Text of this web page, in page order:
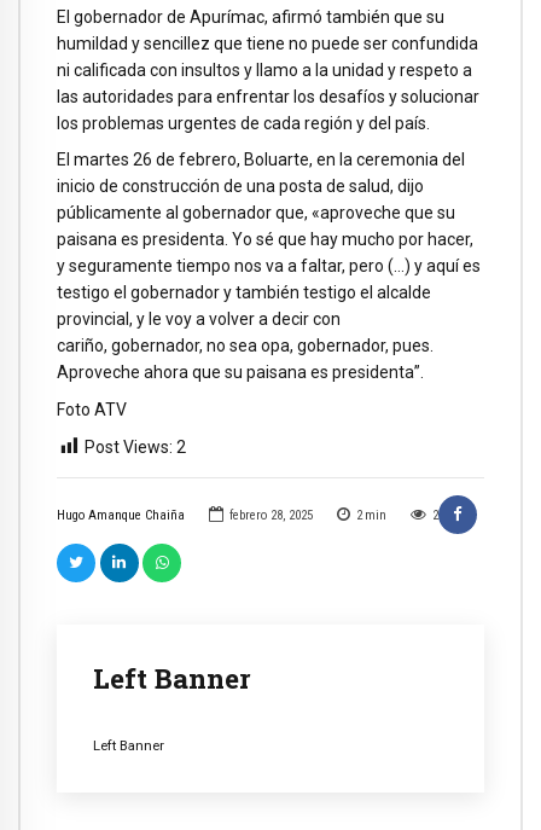
Hugo Amanque Chaiña febrero 28, 2025 2 min 2
Left Banner
Left Banner
El gobernador de Apurímac, afirmó también que su
humildad y sencillez que tiene no puede ser confundida
ni calificada con insultos y llamo a la unidad y respeto a
las autoridades para enfrentar los desafíos y solucionar
los problemas urgentes de cada región y del país.
El martes 26 de febrero, Boluarte, en la ceremonia del
inicio de construcción de una posta de salud, dijo
públicamente al gobernador que, «aproveche que su
paisana es presidenta. Yo sé que hay mucho por hacer,
y seguramente tiempo nos va a faltar, pero (…) y aquí es
testigo el gobernador y también testigo el alcalde
provincial, y le voy a volver a decir con
cariño, gobernador, no sea opa, gobernador, pues.
Aproveche ahora que su paisana es presidenta”.
Foto ATV
Post Views: 2